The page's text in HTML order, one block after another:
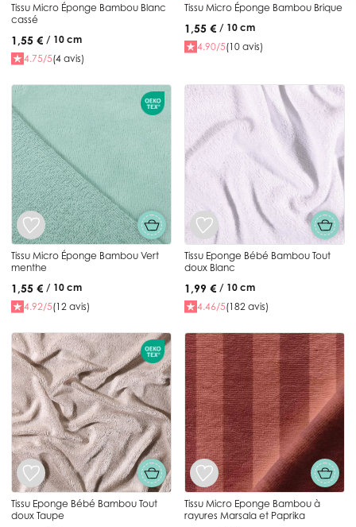
Tissu Micro Éponge Bambou Blanc
cassé
1,55 € / 10 cm
4.75/5(4 avis)
Tissu Micro Éponge Bambou Brique
1,55 € / 10 cm
4.90/5(10 avis)
Tissu Micro Éponge Bambou Vert
menthe
1,55 € / 10 cm
4.92/5(12 avis)
Tissu Eponge Bébé Bambou Tout
doux Blanc
1,99 € / 10 cm
4.46/5(182 avis)
Tissu Eponge Bébé Bambou Tout
doux Taupe
Tissu Micro Eponge Bambou à
rayures Marsala et Paprika